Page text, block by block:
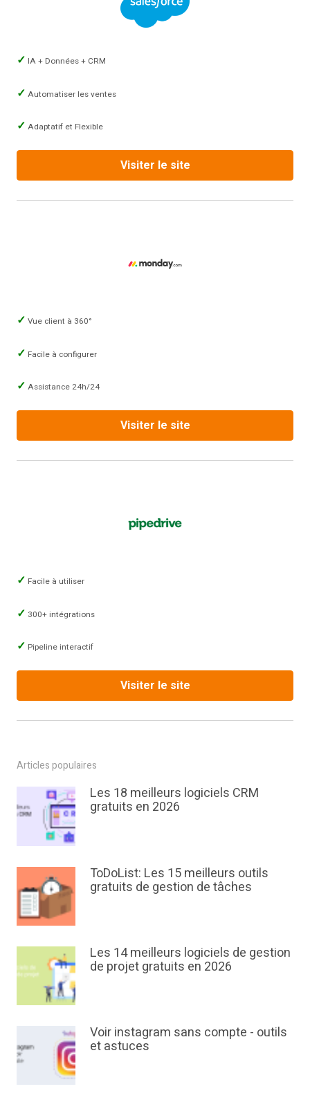
IA + Données + CRM
Automatiser les ventes
Adaptatif et Flexible
Visiter le site
Vue client à 360°
Facile à configurer
Assistance 24h/24
Visiter le site
Facile à utiliser
300+ intégrations
Pipeline interactif
Visiter le site
Articles populaires
Les 18 meilleurs logiciels CRM
gratuits en 2026
ToDoList: Les 15 meilleurs outils
gratuits de gestion de tâches
Les 14 meilleurs logiciels de gestion
de projet gratuits en 2026
Voir instagram sans compte - outils
et astuces